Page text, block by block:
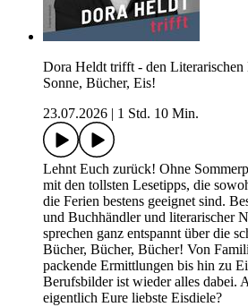
Dora Heldt trifft - den Literarischen
Sonne, Bücher, Eis!
23.07.2026
1 Std. 10 Min.
Lehnt Euch zurück! Ohne
mit den tollsten Lesetipps, die
die Ferien bestens geeignet sind.
und Buchhändler und literarischer
sprechen ganz entspannt über die
Bücher, Bücher, Bücher! Von
packende Ermittlungen bis hin zu
Berufsbilder ist wieder alles dabei.
eigentlich Eure liebste Eisdiele?